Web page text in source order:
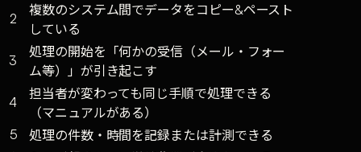
2
複数のシステム間でデータをコピー&ペースト
している
3
処理の開始を「何かの受信（メール・フォー
ム等）」が引き起こす
4
担当者が変わっても同じ手順で処理できる
（マニュアルがある）
5
処理の件数・時間を記録または計測できる